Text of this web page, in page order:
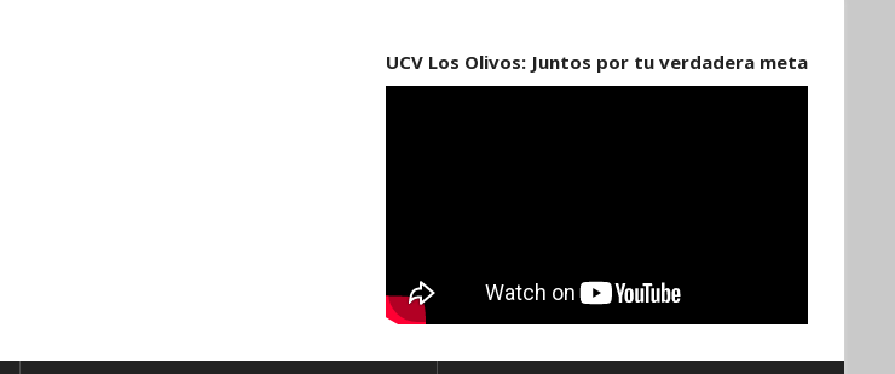
UCV Los Olivos: Juntos por tu verdadera meta